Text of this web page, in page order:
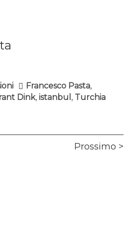
Francesco Pasta,
Dink, istanbul , Turchia
Prossimo